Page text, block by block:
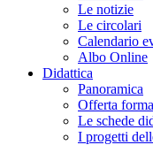
Le notizie
Le circolari
Calendario
Albo Online
Didattica
Panoramica
Offerta
Le schede
I progetti